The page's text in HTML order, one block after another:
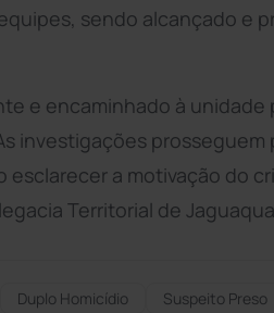
sendo alcançado e
e encaminhado à
investigações
a motivação do
Territorial de
Duplo Homicídio Suspeito Preso